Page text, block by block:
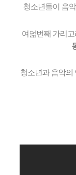
청소년들이 음
여덟번째 가리
청소년과 음악의